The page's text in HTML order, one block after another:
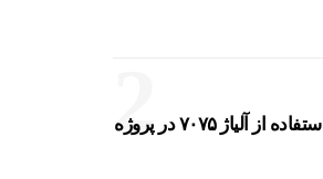
2
هر آنچه برای خرید و استفاده از آلیاژ ۷۰۷۵ در پروژه